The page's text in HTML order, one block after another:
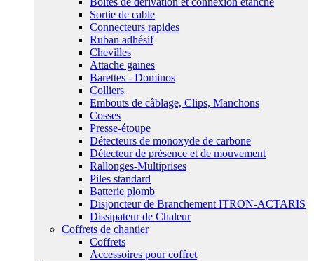
Sortie de cable
Connecteurs rapides
Ruban adhésif
Chevilles
Attache gaines
Barettes - Dominos
Colliers
Embouts de câblage, Clips, Manchons
Cosses
Presse-étoupe
Détecteurs de monoxyde de carbone
Détecteur de présence et de mouvement
Rallonges-Multiprises
Piles standard
Batterie plomb
Disjoncteur de Branchement ITRON-ACTARIS
Dissipateur de Chaleur
Coffrets de chantier
Coffrets
Accessoires pour coffret